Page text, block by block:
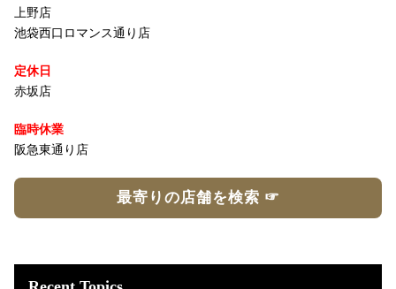
上野店
池袋西口ロマンス通り店
定休日
赤坂店
臨時休業
阪急東通り店
最寄りの店舗を検索 ☞